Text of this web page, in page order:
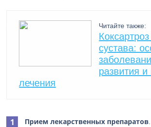
Читайте также:
сустава:
развития
лечения
Прием лекарственных препаратов